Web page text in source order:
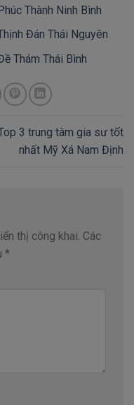
Thành Ninh Bình
Đán Thái Nguyên
Thám Thái Bình
3 trung tâm gia sư tốt
nhất Mỹ Xá Nam Định
thị công khai. Các
*